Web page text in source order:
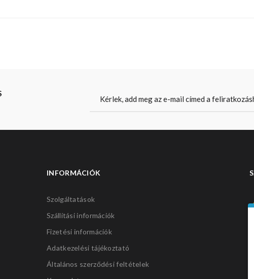
INFORMÁCIÓK
Szolgáltatások
Szállítási információk
Fizetési információk
Adatkezelési tájékoztató
Általános szerződési feltételek